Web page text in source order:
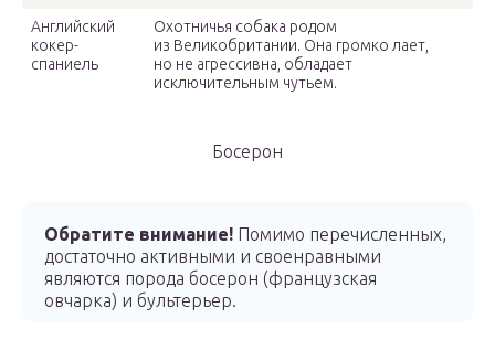
Английский
кокер-
спаниель
Охотничья собака родом
из Великобритании. Она громко лает,
но не агрессивна, обладает
исключительным чутьем.
Босерон
Обратите внимание! Помимо перечисленных,
достаточно активными и своенравными
являются порода босерон (французская
овчарка) и бультерьер.